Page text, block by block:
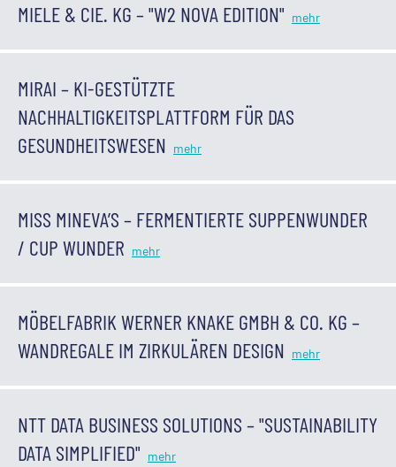
MIELE & CIE. KG – "W2 NOVA EDITION"
MIRAI – KI-GESTÜTZTE
NACHHALTIGKEITSPLATTFORM FÜR DAS
GESUNDHEITSWESEN
MISS MINEVA’S – FERMENTIERTE SUPPENWUNDER
/ CUP WUNDER
MÖBELFABRIK WERNER KNAKE GMBH & CO. KG –
WANDREGALE IM ZIRKULÄREN DESIGN
NTT DATA BUSINESS SOLUTIONS – "SUSTAINABILITY
DATA SIMPLIFIED"